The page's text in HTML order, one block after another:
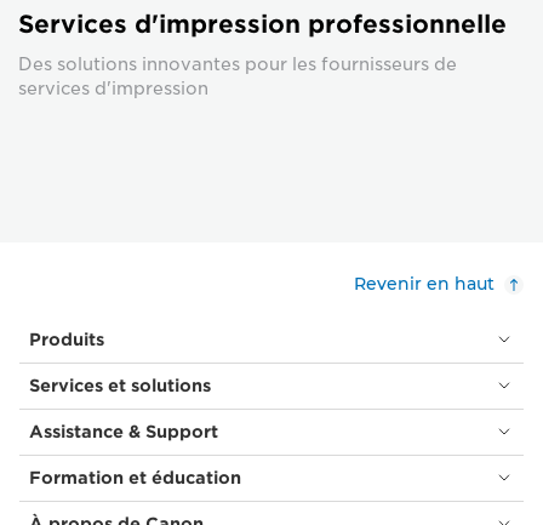
Services d'impression professionnelle
Des solutions innovantes pour les fournisseurs de
services d'impression
Revenir en haut
Produits
Services et solutions
Assistance & Support
Formation et éducation